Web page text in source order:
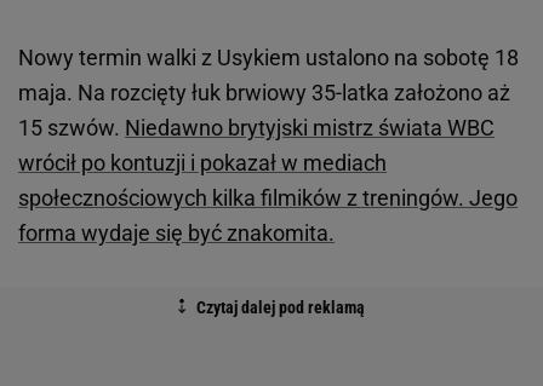
Nowy termin walki z Usykiem ustalono na sobotę 18
maja. Na rozcięty łuk brwiowy 35-latka założono aż
15 szwów. Niedawno brytyjski mistrz świata WBC
wrócił po kontuzji i pokazał w mediach
społecznościowych kilka filmików z treningów. Jego
forma wydaje się być znakomita.